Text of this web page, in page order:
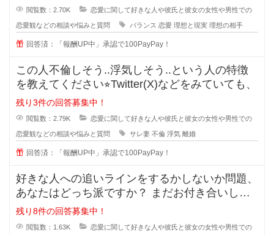
閲覧数：2.70K 恋愛に関して好きな人や彼氏と彼女の女性や男性での
恋愛観などの相談や悩みと質問 バランス 恋愛 理想と現実 理想の相手
回答済：「報酬UP中」承認で100PayPay！
この人不倫しそう..浮気しそう..という人の特徴
を教えてください⭐︎Twitter(X)などをみていても、
残り3件の回答募集中！
閲覧数：2.79K 恋愛に関して好きな人や彼氏と彼女の女性や男性での
恋愛観などの相談や悩みと質問 サレ妻 不倫 浮気 離婚
回答済：「報酬UP中」承認で100PayPay！
好きな人への追いラインをするかしないか問題、
あなたはどっち派ですか？ まだお付き合いして
いない段階での好きな人への
残り8件の回答募集中！
閲覧数：1.63K 恋愛に関して好きな人や彼氏と彼女の女性や男性での